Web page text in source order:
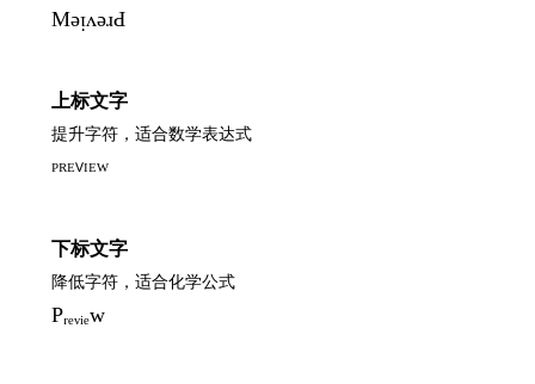
MǝᴉʌǝɹԀ
上标文字
提升字符，适合数学表达式
ᴾᴿᴱⱽᴵᴱᵂ
下标文字
降低字符，适合化学公式
Pᵣₑᵥᵢₑw